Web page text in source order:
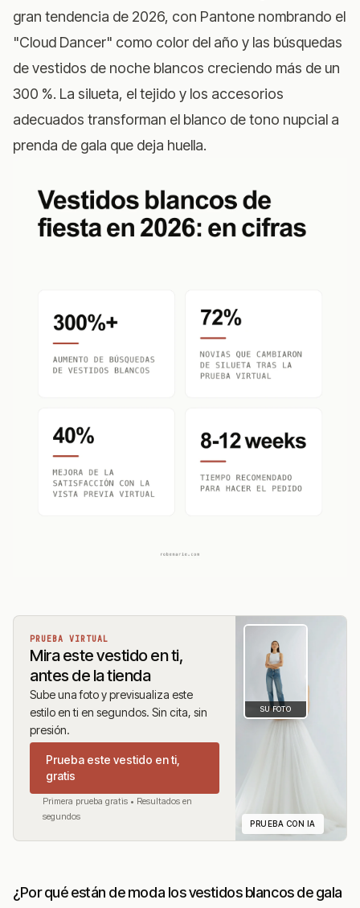
gran tendencia de 2026, con Pantone nombrando el
"Cloud Dancer" como color del año y las búsquedas
de vestidos de noche blancos creciendo más de un
300 %. La silueta, el tejido y los accesorios
adecuados transforman el blanco de tono nupcial a
prenda de gala que deja huella.
PRUEBA VIRTUAL
Mira este vestido en ti,
antes de la tienda
Sube una foto y previsualiza este
estilo en ti en segundos. Sin cita, sin
presión.
Prueba este vestido en ti,
gratis
Primera prueba gratis • Resultados en
segundos
SU FOTO
PRUEBA CON IA
¿Por qué están de moda los vestidos blancos de gala